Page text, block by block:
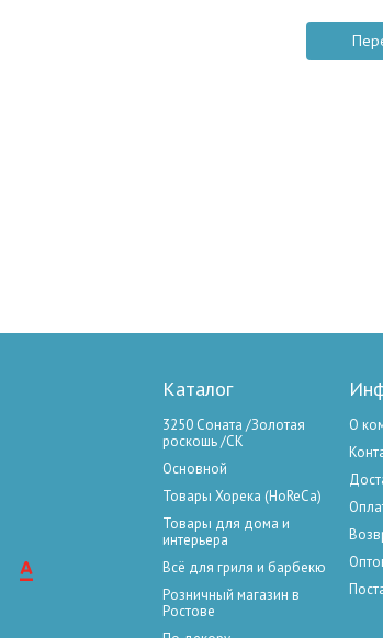
Каталог
3250 Соната /Золотая
роскошь /СК
Основной
Товары Хорека (HoReCa)
Товары для дома и
интерьера
Всё для гриля и барбекю
Розничный магазин в
Ростове
О